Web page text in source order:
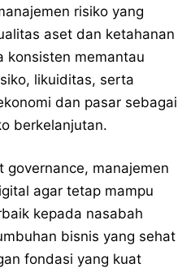
risiko yang
aset dan ketahanan
konsisten memantau
likuiditas, serta
dan pasar sebagai
berkelanjutan.
governance, manajemen
agar tetap mampu
kepada nasabah
bisnis yang sehat
fondasi yang kuat